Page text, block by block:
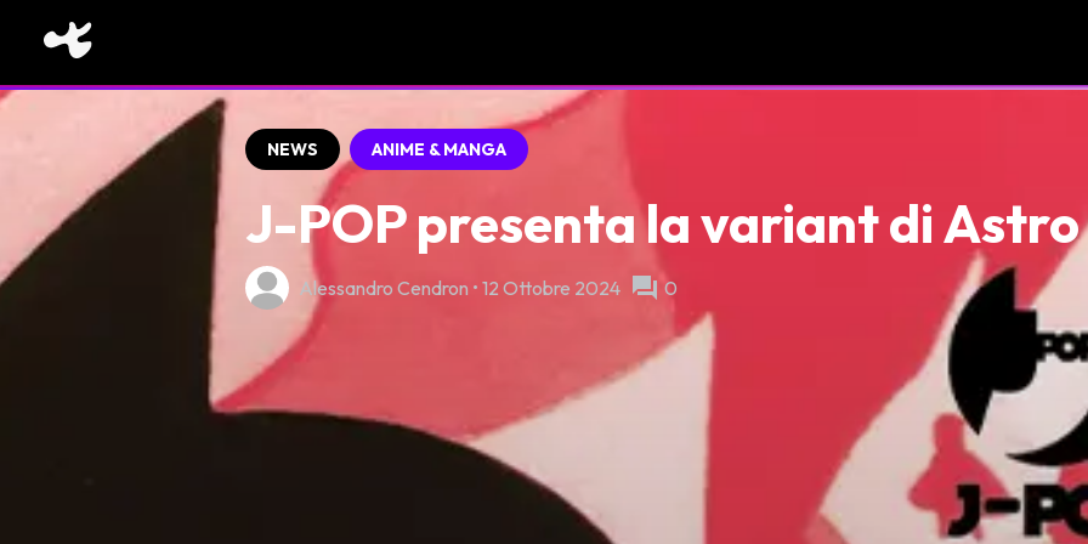
NEWS ANIME & MANGA
J-POP presenta la variant di Astro
Alessandro Cendron • 12 Ottobre 2024 forum 0